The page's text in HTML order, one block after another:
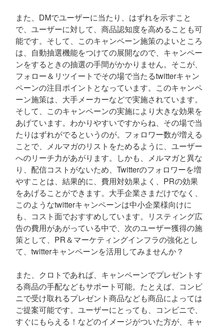
また、DMでユーザーに当たり、はずれを示すこと
で、ユーザーに対して、商品認知度を高めることも可
能です。そして、このキャンペーン施策のよいところ
は、自動抽選機能をつけての展開なので、キャンペー
ンをするときの抽選の手間がかかりません。そこが、
フォロー＆リツイートでその場で当たるtwitterキャン
ペーンの注目ポイントとなっています。このキャンペ
ーン施策は、大手メーカーなどで実施されています。
そして、このキャンペーンの実施により大きな効果を
あげています。わかりやすいですからね、その場で当
たりはずれがでるというのが。フォロワー数が増える
ことで、メルマガのリストをためるように、ユーザー
へのリーチ力があがります。しかも、メルマガと異な
り、配信コストがないため、Twitterのフォロワーを増
やすことは、結果的に、費用対効果よく、PRの効果
をあげることができます。大手企業さまだけでなく、
このようなtwitterキャンペーンは中小企業様向けに
も、コスト面でおすすめしています。リスティング広
告の費用があがっている中で、次のユーザー獲得の施
策として、PR＆マーケティングインフラの強化とし
て、twitterキャンペーンを活用してみませんか？
また、クロトであれば、キャンペーンでプレゼントす
る商品の手配などもサポート可能。たとえば、コンビ
ニで受け取れるプレゼント商品なども商品によっては
ご提案可能です。ユーザーにとっても、コンビニで、
すぐにもらえる！などのイメージがついた方が、キャ